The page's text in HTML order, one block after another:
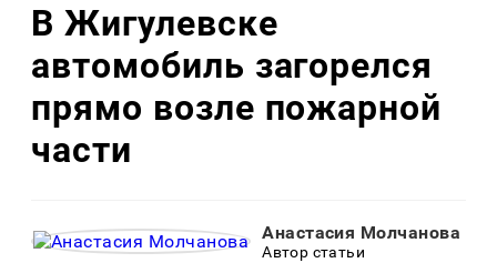
В Жигулевске
автомобиль загорелся
прямо возле пожарной
части
Анастасия Молчанова
Автор статьи